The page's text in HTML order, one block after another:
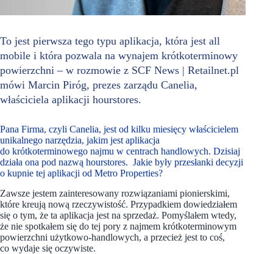
To jest pierwsza tego typu aplikacja, która jest all
mobile i która pozwala na wynajem krótkoterminowy
powierzchni – w rozmowie z SCF News | Retailnet.pl
mówi Marcin Piróg, prezes zarządu Canelia,
właściciela aplikacji hourstores.
Pana Firma, czyli Canelia, jest od kilku miesięcy właścicielem
unikalnego narzędzia, jakim jest aplikacja
do krótkoterminowego najmu w centrach handlowych. Dzisiaj
działa ona pod nazwą hourstores. Jakie były przesłanki decyzji
o kupnie tej aplikacji od Metro Properties?
Zawsze jestem zainteresowany rozwiązaniami pionierskimi,
które kreują nową rzeczywistość. Przypadkiem dowiedziałem
się o tym, że ta aplikacja jest na sprzedaż. Pomyślałem wtedy,
że nie spotkałem się do tej pory z najmem krótkoterminowym
powierzchni użytkowo-handlowych, a przecież jest to coś,
co wydaje się oczywiste.